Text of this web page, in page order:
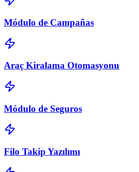
Módulo de Campañas
Araç Kiralama Otomasyonu
Módulo de Seguros
Filo Takip Yazılımı